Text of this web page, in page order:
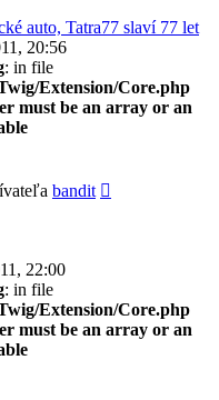
auto, Tatra77 slaví 77 let
20:56
: in file
Extension/Core.php
must be an array or an
bandit
22:00
: in file
Extension/Core.php
must be an array or an